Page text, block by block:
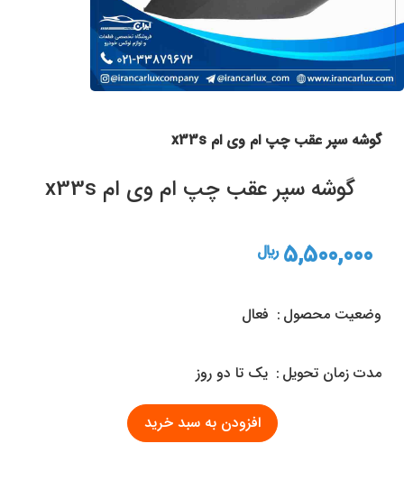
گوشه سپر عقب چپ ام وی ام x33s
گوشه سپر عقب چپ ام وی ام x33s
ريال 5,500,000
وضعیت محصول فعال
مدت زمان تحويل یک تا دو روز